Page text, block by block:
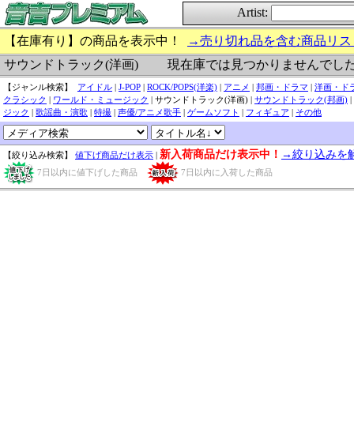
Artist:
【在庫有り】の商品を表示中！
→売り切れ品を含む商品リ
サウンドトラック(洋画)
現在庫では見つかりませんでし
【ジャンル検索】 アイドル | J-POP | ROCK/POPS(洋楽) | アニメ | 邦画・ドラマ | 洋画・ド
クラシック | ワールド・ミュージック | サウンドトラック(洋画) | サウンドトラック(邦画) |
ジック | 歌謡曲・演歌 | 特撮 | 声優/アニメ歌手 | ゲームソフト | フィギュア | その他
【絞り込み検索】 値下げ商品だけ表示 | 新入荷商品だけ表示中！ →絞り込みを
7日以内に値下げした商品 7日以内に入荷した商品